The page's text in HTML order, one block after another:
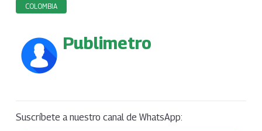
COLOMBIA
Publimetro
Suscríbete a nuestro canal de WhatsApp: